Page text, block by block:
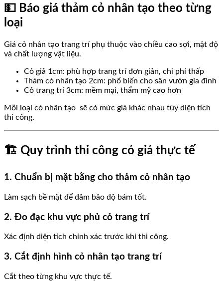
💵 Báo giá thảm cỏ nhân tạo theo từng
loại
Giá cỏ nhân tạo trang trí phụ thuộc vào chiều cao sợi, mật độ
và chất lượng vật liệu.
Cỏ giả 1cm: phù hợp trang trí đơn giản, chi phí thấp
Thảm cỏ nhân tạo 2cm: phổ biến cho sân vườn gia đình
Cỏ trang trí 3cm: mềm mại, thẩm mỹ cao hơn
Mỗi loại cỏ nhân tạo sẽ có mức giá khác nhau tùy diện tích
thi công.
🏗️ Quy trình thi công cỏ giả thực tế
1. Chuẩn bị mặt bằng cho thảm cỏ nhân tạo
Làm sạch bề mặt để đảm bảo độ bám tốt.
2. Đo đạc khu vực phủ cỏ trang trí
Xác định diện tích chính xác trước khi thi công.
3. Cắt định hình cỏ nhân tạo trang trí
Cắt theo từng khu vực thực tế.